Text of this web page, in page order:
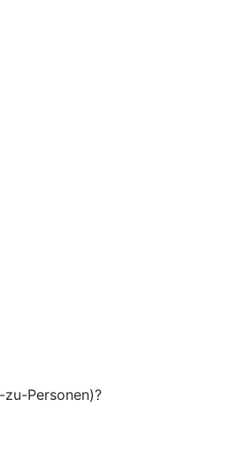
Personen)?